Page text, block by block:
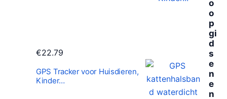
€22.79
GPS Tracker voor Huisdieren,
Kinder…
o
o
p
gi
d
s
e
n
e
n